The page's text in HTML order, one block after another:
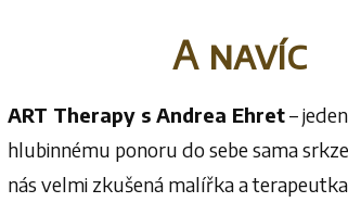
A navíc
ART Therapy s Andrea Ehret–
hlubinnému ponoru do sebe sama
nás velmi zkušená malířka a